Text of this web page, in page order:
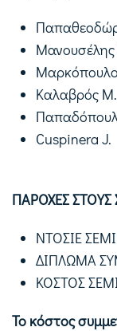
Καλαβρός Μ.
Cuspinera J.
ΠΑΡΟΧΕΣ
ΝΤΟΣΙΕ
ΔΙΠΛΩΜΑ
ΚΟΣΤΟΣ
Το κόστος